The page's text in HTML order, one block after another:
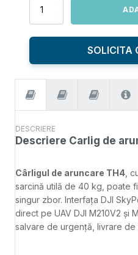
Cantitate
aruncare
V2
SOLICITA
DESCRIERE
Descriere Carlig de
Cârligul de aruncare TH4 ,
sarcină utilă de 40 kg, poate
singur zbor. Interfața DJI
direct pe UAV DJI M210V2 și
salvare de urgență, livrare de